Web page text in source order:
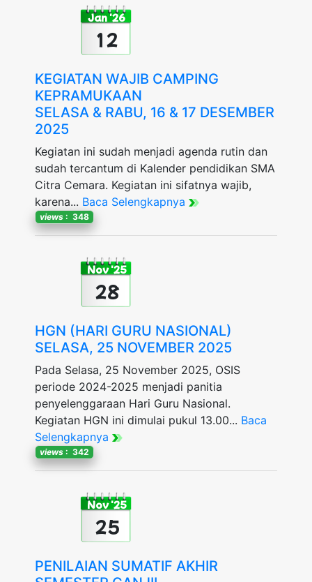
Jan '26
12
KEGIATAN WAJIB CAMPING
KEPRAMUKAAN
SELASA & RABU, 16 & 17 DESEMBER
2025
Kegiatan ini sudah menjadi agenda rutin dan
sudah tercantum di Kalender pendidikan SMA
Citra Cemara. Kegiatan ini sifatnya wajib,
karena... Baca Selengkapnya
views : 348
Nov '25
28
HGN (HARI GURU NASIONAL)
SELASA, 25 NOVEMBER 2025
Pada Selasa, 25 November 2025, OSIS
periode 2024-2025 menjadi panitia
penyelenggaraan Hari Guru Nasional.
Kegiatan HGN ini dimulai pukul 13.00... Baca
Selengkapnya
views : 342
Nov '25
25
PENILAIAN SUMATIF AKHIR